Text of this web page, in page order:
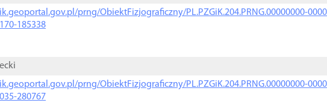
prng/ObiektFizjograficzny/PL.PZGiK.204.PRNG.00000000-
185338
prng/ObiektFizjograficzny/PL.PZGiK.204.PRNG.00000000-
280767